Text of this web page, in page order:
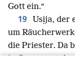
Gott ein.“
19
Usịja, der
um
die Priester. Da
in Gegenwart